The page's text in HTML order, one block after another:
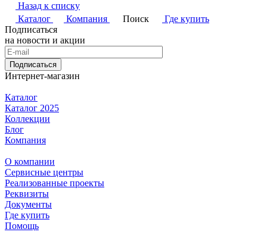
Назад к списку
Каталог
Компания Поиск
Где купить
Подписаться
на новости и акции
Подписаться
Интернет-магазин
Каталог
Каталог 2025
Коллекции
Блог
Компания
О компании
Сервисные центры
Реализованные проекты
Реквизиты
Документы
Где купить
Помощь